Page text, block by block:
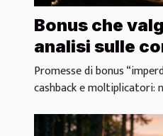
Bonus che
analisi sulle
nascoste da
Promesse di bonus
cashback e moltiplicatori: